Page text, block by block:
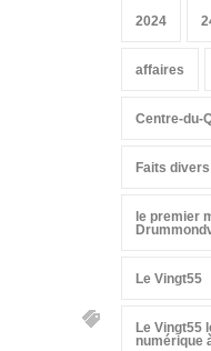
2024
affaires
Centre-du-
Faits divers
le premier
Le Vingt55
Le Vingt55
numérique